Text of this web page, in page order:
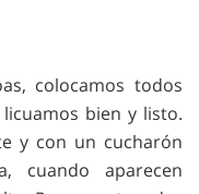
colocamos todos
bien y listo.
y con un cucharón
cuando aparecen